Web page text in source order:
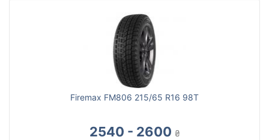
Firemax FM806 215/65 R16 98T
2540 - 2600 ₴